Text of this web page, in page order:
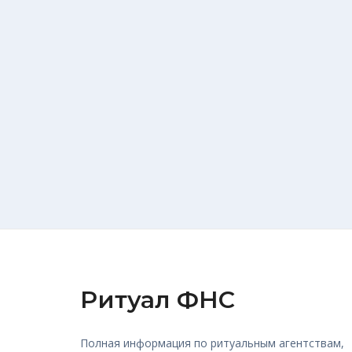
Ритуал ФНС
Полная информация по ритуальным агентствам,